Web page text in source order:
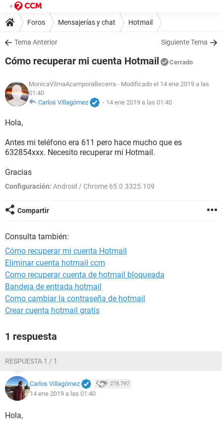
Foros Mensajerías y chat Hotmail
Tema Anterior Siguiente Tema
Cómo recuperar mi cuenta Hotmail Cerrado
MonicaVilmaAcamporaBecerra - Modificado el 14 ene 2019 a las
01:40
Carlos Villagómez
- 14 ene 2019 a las 01:40
Hola,
Antes mi teléfono era 611 pero hace mucho que es
632854xxx. Necesito recuperar mi Hotmail.
Gracias
Configuración: Android / Chrome 65.0.3325.109
Compartir
Consulta también:
Cómo recuperar mi cuenta Hotmail
Eliminar cuenta hotmail ccm
Como recuperar cuenta de hotmail bloqueada
Bandeja de entrada hotmail
Como cambiar la contraseña de hotmail
Crear cuenta hotmail gratis
1 respuesta
RESPUESTA 1 / 1
Carlos Villagómez 278.797
14 ene 2019 a las 01:40
Hola,